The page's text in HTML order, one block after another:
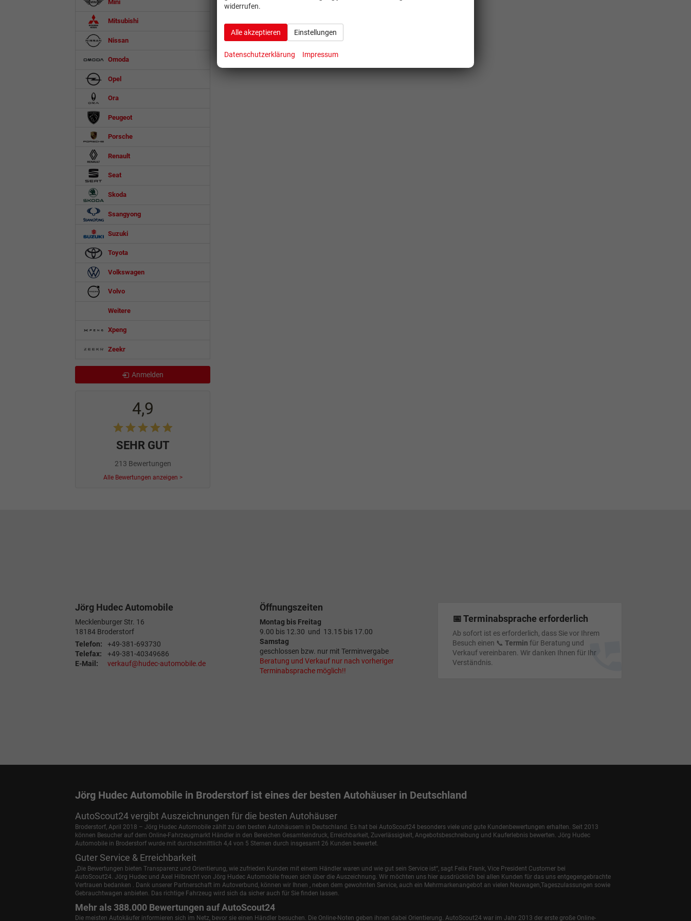
Mitsubishi
Nissan
Omoda
Opel
Ora
Peugeot
Porsche
Renault
Seat
Skoda
Ssangyong
Suzuki
Toyota
Volkswagen
Volvo
Weitere
Xpeng
Zeekr
Anmelden
4,9
SEHR GUT
213 Bewertungen
Alle Bewertungen anzeigen >
Jörg Hudec Automobile
Mecklenburger Str. 16
18184 Broderstorf
Telefon:
+49-381-693730
Telefax:
+49-381-40349686
E-Mail:
verkauf@hudec-automobile.de
Öffnungszeiten
Montag bis Freitag
9.00 bis 12.30 und 13.15 bis 17.00
Samstag
geschlossen bzw. nur mit Terminvergabe
Beratung und Verkauf nur nach vorheriger
Terminabsprache möglich!!
📅 Terminabsprache erforderlich
Ab sofort ist es erforderlich, dass Sie vor Ihrem
Besuch einen 📞Termin für Beratung und
Verkauf vereinbaren. Wir danken Ihnen für Ihr
Verständnis.
Jörg Hudec Automobile in Broderstorf ist eines der besten Autohäuser in Deutschland
AutoScout24 vergibt Auszeichnungen für die besten Autohäuser
Broderstorf, April 2018 – Jörg Hudec Automobile zählt zu den besten Autohäusern in Deutschland. Es hat bei AutoScout24 besonders viele und gute Kundenbewertungen erhalten. Seit 2013
können Besucher auf dem Online-Fahrzeugmarkt Händler in den Bereichen Gesamteindruck, Erreichbarkeit, Zuverlässigkeit, Angebotsbeschreibung und Kauferlebnis bewerten. Jörg Hudec
Automobile in Broderstorf wurde mit durchschnittlich 4,4 von 5 Sternen durch insgesamt 26 Kunden bewertet.
Guter Service & Erreichbarkeit
„Die Bewertungen bieten Transparenz und Orientierung, wie zufrieden Kunden mit einem Händler waren und wie gut sein Service ist“, sagt Felix Frank, Vice President Customer bei
AutoScout24. Jörg Hudec und Axel Hilbrecht von Jörg Hudec Automobile freuen sich über die Auszeichnung. Wir möchten uns hier ausdrücklich bei allen Kunden für das uns entgegengebrachte
Vertrauen bedanken . Dank unserer Partnerschaft im Autoverbund, können wir Ihnen , neben dem gewohnten Service, auch ein Mehrmarkenangebot an vielen Neuwagen,Tageszulassungen sowie
Gebrauchtwagen anbieten. Das richtige Fahrzeug wird sich da sicher auch für Sie finden lassen.
Mehr als 388.000 Bewertungen auf AutoScout24
Die meisten Autokäufer informieren sich im Netz, bevor sie einen Händler besuchen. Die Online-Noten geben ihnen dabei Orientierung. AutoScout24 war im Jahr 2013 der erste große Online-
widerrufen.
Alle akzeptieren Einstellungen
Datenschutzerklärung Impressum